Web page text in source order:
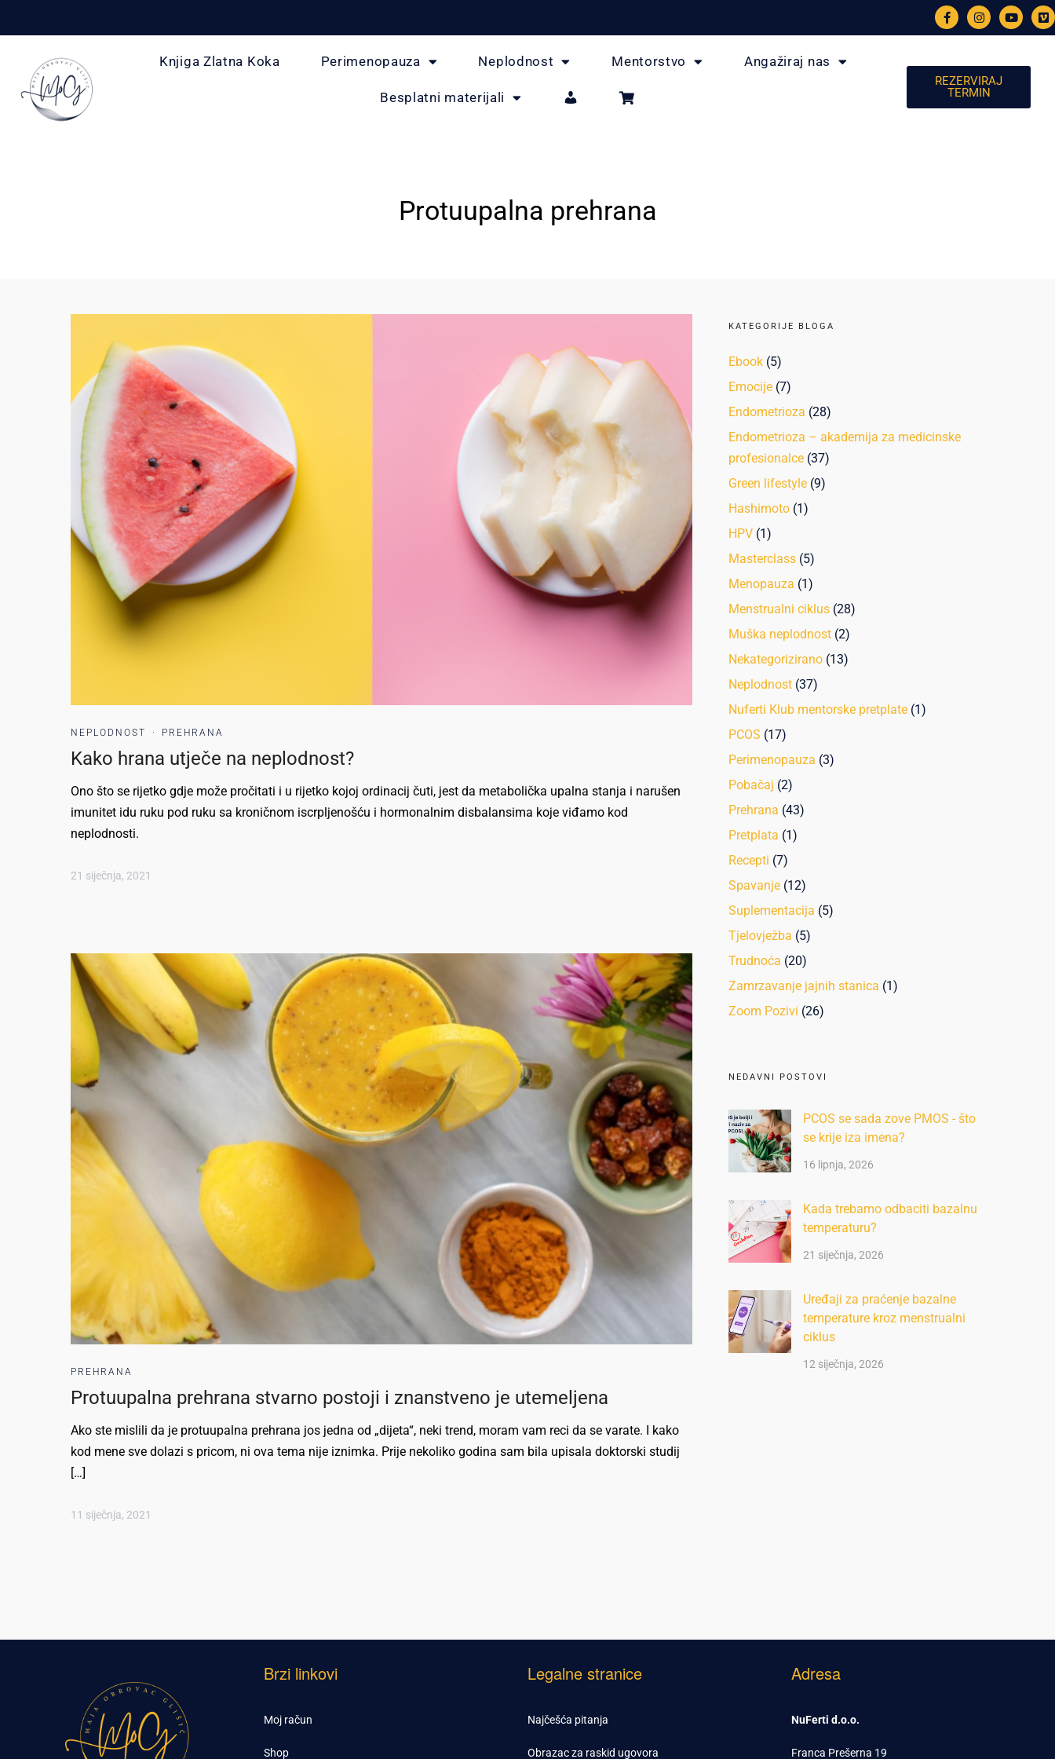
Knjiga Zlatna Koka Perimenopauza Neplodnost Mentorstvo Angažiraj nas
Besplatni materijali
REZERVIRAJ
TERMIN
Protuupalna prehrana
NEPLODNOST · PREHRANA
Kako hrana utječe na neplodnost?
Ono što se rijetko gdje može pročitati i u rijetko kojoj ordinacij čuti, jest da metabolička upalna stanja i narušen
imunitet idu ruku pod ruku sa kroničnom iscrpljenošću i hormonalnim disbalansima koje viđamo kod
neplodnosti.
21 siječnja, 2021
PREHRANA
Protuupalna prehrana stvarno postoji i znanstveno je utemeljena
Ako ste mislili da je protuupalna prehrana jos jedna od „dijeta“, neki trend, moram vam reci da se varate. I kako
kod mene sve dolazi s pricom, ni ova tema nije iznimka. Prije nekoliko godina sam bila upisala doktorski studij
[…]
11 siječnja, 2021
KATEGORIJE BLOGA
Ebook (5)
Emocije (7)
Endometrioza (28)
Endometrioza – akademija za medicinske
profesionalce (37)
Green lifestyle (9)
Hashimoto (1)
HPV (1)
Masterclass (5)
Menopauza (1)
Menstrualni ciklus (28)
Muška neplodnost (2)
Nekategorizirano (13)
Neplodnost (37)
Nuferti Klub mentorske pretplate (1)
PCOS (17)
Perimenopauza (3)
Pobačaj (2)
Prehrana (43)
Pretplata (1)
Recepti (7)
Spavanje (12)
Suplementacija (5)
Tjelovježba (5)
Trudnoća (20)
Zamrzavanje jajnih stanica (1)
Zoom Pozivi (26)
NEDAVNI POSTOVI
PCOS se sada zove PMOS - što
se krije iza imena?
16 lipnja, 2026
Kada trebamo odbaciti bazalnu
temperaturu?
21 siječnja, 2026
Uređaji za praćenje bazalne
temperature kroz menstrualni
ciklus
12 siječnja, 2026
Brzi linkovi
Moj račun
Shop
Legalne stranice
Najčešća pitanja
Obrazac za raskid ugovora
Adresa
NuFerti d.o.o.
Franca Prešerna 19